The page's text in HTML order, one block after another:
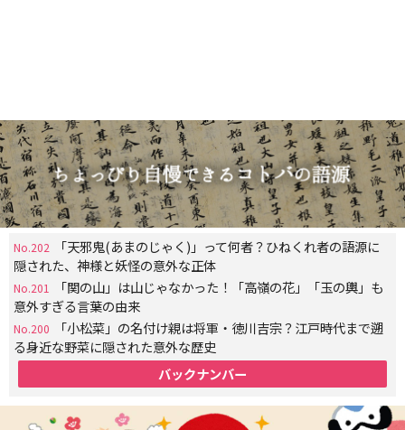
No.202
「天邪鬼(あまのじゃく)」って何者？ひねくれ者の語源に
隠された、神様と妖怪の意外な正体
No.201
「関の山」は山じゃなかった！「高嶺の花」「玉の輿」も
意外すぎる言葉の由来
No.200
「小松菜」の名付け親は将軍・徳川吉宗？江戸時代まで遡
る身近な野菜に隠された意外な歴史
バックナンバー